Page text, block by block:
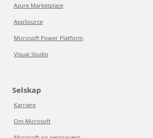
Azure Marketplace
AppSource
Microsoft Power Platform
Visual Studio
Selskap
Karriere
Om Microsoft